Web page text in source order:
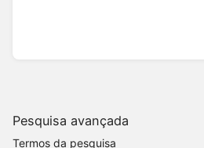
Pesquisa avançada
Termos da pesquisa